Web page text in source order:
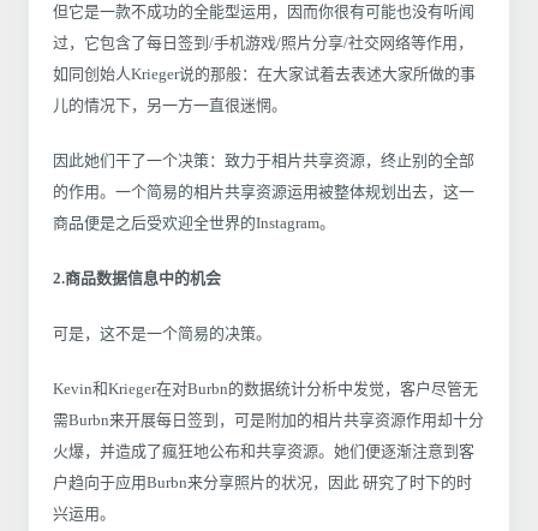
但它是一款不成功的全能型运用，因而你很有可能也没有听闻
过，它包含了每日签到/手机游戏/照片分享/社交网络等作用，
如同创始人Krieger说的那般：在大家试着去表述大家所做的事
儿的情况下，另一方一直很迷惘。
因此她们干了一个决策：致力于相片共享资源，终止别的全部
的作用。一个简易的相片共享资源运用被整体规划出去，这一
商品便是之后受欢迎全世界的Instagram。
2.商品数据信息中的机会
可是，这不是一个简易的决策。
Kevin和Krieger在对Burbn的数据统计分析中发觉，客户尽管无
需Burbn来开展每日签到，可是附加的相片共享资源作用却十分
火爆，并造成了瘋狂地公布和共享资源。她们便逐渐注意到客
户趋向于应用Burbn来分享照片的状况，因此 研究了时下的时
兴运用。